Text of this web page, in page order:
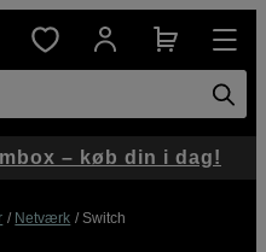
Netværk Switch
– køb din i dag!